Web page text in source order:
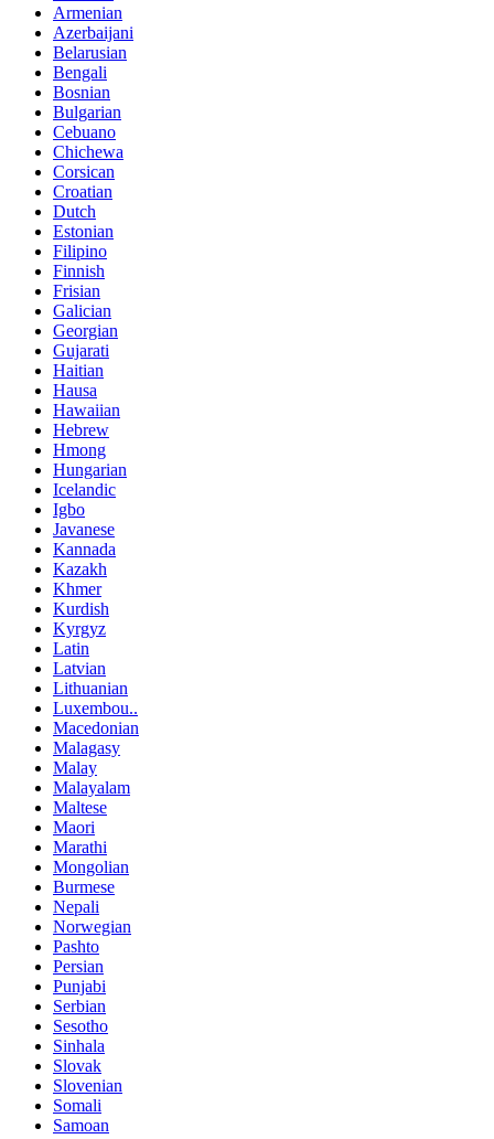
Armenian
Azerbaijani
Belarusian
Bengali
Bosnian
Bulgarian
Cebuano
Chichewa
Corsican
Croatian
Dutch
Estonian
Filipino
Finnish
Frisian
Galician
Georgian
Gujarati
Haitian
Hausa
Hawaiian
Hebrew
Hmong
Hungarian
Icelandic
Igbo
Javanese
Kannada
Kazakh
Khmer
Kurdish
Kyrgyz
Latin
Latvian
Lithuanian
Luxembou..
Macedonian
Malagasy
Malay
Malayalam
Maltese
Maori
Marathi
Mongolian
Burmese
Nepali
Norwegian
Pashto
Persian
Punjabi
Serbian
Sesotho
Sinhala
Slovak
Slovenian
Somali
Samoan